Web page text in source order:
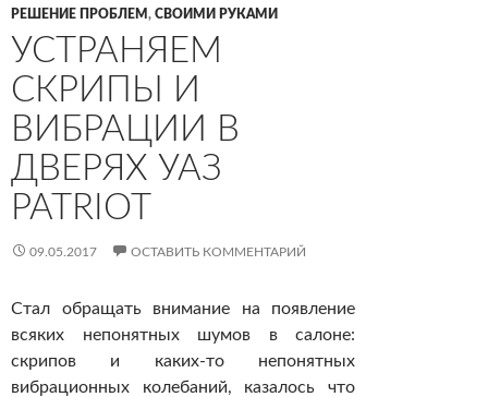
РЕШЕНИЕ ПРОБЛЕМ , СВОИМИ РУКАМИ
УСТРАНЯЕМ
СКРИПЫ И
ВИБРАЦИИ В
ДВЕРЯХ УАЗ
PATRIOT
09.05.2017 ОСТАВИТЬ КОММЕНТАРИЙ
Стал обращать внимание на появление
всяких непонятных шумов в салоне:
скрипов и каких-то непонятных
вибрационных колебаний, казалось что